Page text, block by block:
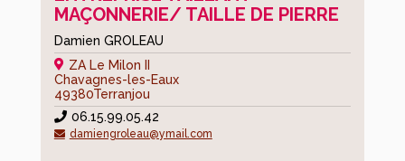
espace
Adjoints/Maire
Commissions
MAÇONNERIE/ TAILLE DE PIERRE
Damien GROLEAU
ZA Le Milon II
Chavagnes-les-Eaux
49380Terranjou
06.15.99.05.42
damiengroleau@ymail.com